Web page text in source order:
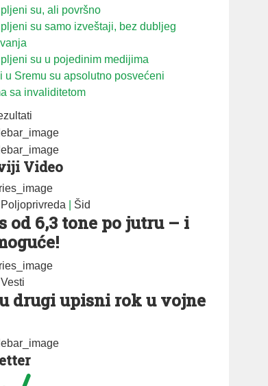
su, ali površno
su samo izveštaji, bez dubljeg
su u pojedinim medijima
u Sremu su apsolutno posvećeni
sa invaliditetom
Video
Poljoprivreda Šid
od 6,3 tone po jutru – i
Vesti
drugi upisni rok u vojne